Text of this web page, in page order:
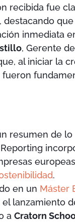
recibida fue
destacando que
inmediata
, Gerente
al iniciar la
fueron
resumen de lo
.
en un Máster
lanzamiento
aCratorn